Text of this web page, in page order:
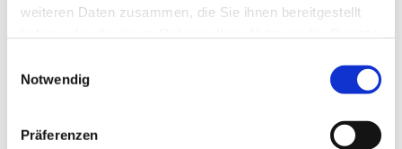
weiteren Daten zusammen, die Sie ihnen bereitgestellt
Notwendig
Präferenzen